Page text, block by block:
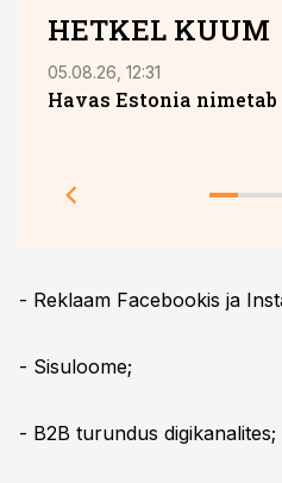
HETKEL KUUM
05.08.26, 12:31
Havas Estonia
- Reklaam Facebookis ja
- Sisuloome;
- B2B turundus digikanalites;